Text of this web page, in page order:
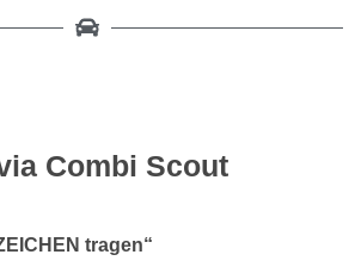
Combi Scout
tragen“